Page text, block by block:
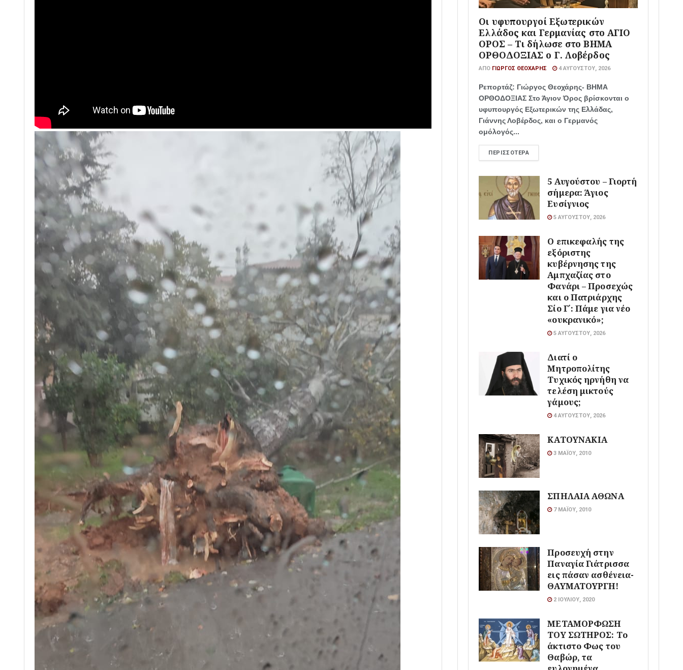
Οι υφυπουργοί Εξωτερικών
Ελλάδος και Γερμανίας στο ΑΓΙΟ
ΟΡΟΣ – Τι δήλωσε στο ΒΗΜΑ
ΟΡΘΟΔΟΞΙΑΣ ο Γ. Λοβέρδος
ΑΠΌ ΓΙΏΡΓΟΣ ΘΕΟΧΆΡΗΣ 4 ΑΥΓΟΎΣΤΟΥ, 2026
Ρεπορτάζ: Γιώργος Θεοχάρης- ΒΗΜΑ
ΟΡΘΟΔΟΞΙΑΣ Στο Άγιον Όρος βρίσκονται ο
υφυπουργός Εξωτερικών της Ελλάδας,
Γιάννης Λοβέρδος, και ο Γερμανός
ομόλογός...
ΠΕΡΙΣΣΌΤΕΡΑ
5 Αυγούστου – Γιορτή
σήμερα: Άγιος
Ευσίγνιος
5 ΑΥΓΟΎΣΤΟΥ, 2026
Ο επικεφαλής της
εξόριστης
κυβέρνησης της
Αμπχαζίας στο
Φανάρι – Προσεχώς
και ο Πατριάρχης
Σίο Γ΄: Πάμε για νέο
«ουκρανικό»;
5 ΑΥΓΟΎΣΤΟΥ, 2026
Διατί ο
Μητροπολίτης
Τυχικός ηρνήθη να
τελέση μικτούς
γάμους;
4 ΑΥΓΟΎΣΤΟΥ, 2026
ΚΑΤΟΥΝΑΚΙΑ
3 ΜΑΪ́ΟΥ, 2010
ΣΠΗΛΑΙΑ ΑΘΩΝΑ
7 ΜΑΪ́ΟΥ, 2010
Προσευχή στην
Παναγία Γιάτρισσα
εις πάσαν ασθένεια-
ΘΑΥΜΑΤΟΥΡΓΗ!
2 ΙΟΥΛΊΟΥ, 2020
ΜΕΤΑΜΟΡΦΩΣΗ
ΤΟΥ ΣΩΤΗΡΟΣ: Το
άκτιστο Φως του
Θαβώρ, τα